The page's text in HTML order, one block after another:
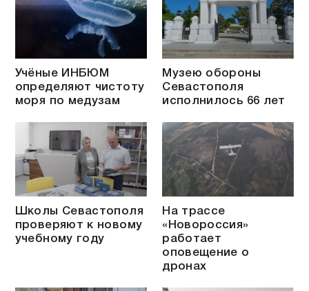
Учёные ИНБЮМ
определяют чистоту
моря по медузам
Музею обороны
Севастополя
исполнилось 66 лет
Школы Севастополя
проверяют к новому
учебному году
На трассе
«Новороссия»
работает
оповещение о
дронах